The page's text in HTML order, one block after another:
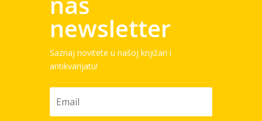
newsletter
Saznaj novitete u našoj knjižari i
antikvarijatu!